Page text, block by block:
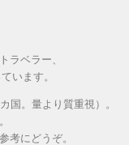
ラベラー、
います。
国。量より質重視）。
考にどうぞ。